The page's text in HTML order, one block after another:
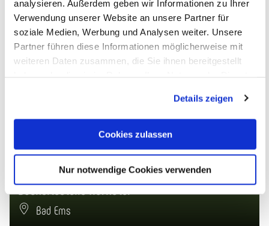
analysieren. Außerdem geben wir Informationen zu Ihrer
Verwendung unserer Website an unsere Partner für
soziale Medien, Werbung und Analysen weiter. Unsere
Partner führen diese Informationen möglicherweise mit
weiteren Daten zusammen, die Sie ihnen bereitgestellt
Cookies, wenn Sie unsere Webseite weiterhin nutzen.
Details zeigen
Cookies zulassen
Nur notwendige Cookies verwenden
Das könnte dich auch interessieren
Bushaltestelle Kurhotel
Bad Ems